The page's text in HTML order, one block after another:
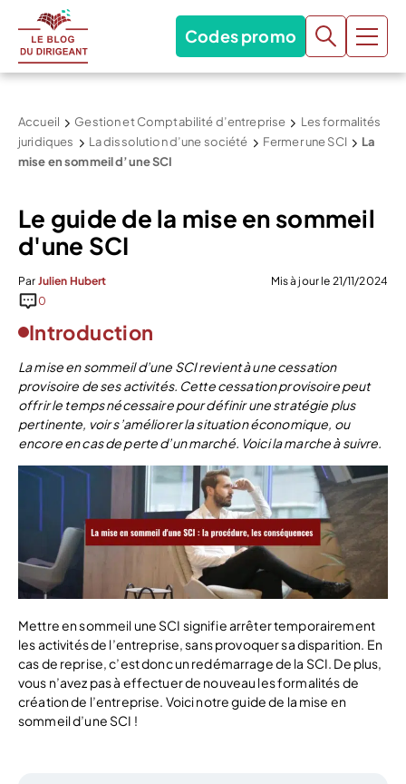
Codes promo
Accueil Gestion et Comptabilité d’entreprise
Les formalités
juridiques
La dissolution d’une société Fermer une SCI
La
mise en sommeil d’une SCI
Le guide de la mise en sommeil
d'une SCI
Par Julien Hubert
Mis à jour le 21/11/2024
0
Introduction
La mise en sommeil d’une SCIrevient à une cessation
provisoire de ses activités. Cette cessation provisoire peut
offrir le temps nécessaire pour définir une stratégie plus
pertinente, voir s’améliorer la situation économique, ou
encore en cas de perte d’un marché. Voici la marche à suivre.
Mettre en sommeil une SCI signifie arrêter temporairement
les activités de l’entreprise, sans provoquer sa disparition. En
cas de reprise, c’est donc un redémarrage de la SCI. De plus,
vous n’avez pas à effectuer de nouveau les formalités de
création de l’entreprise. Voici notre guide de la mise en
sommeil d’une SCI !